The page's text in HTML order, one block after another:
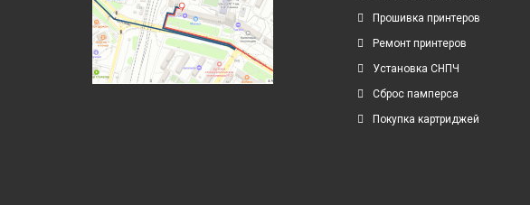
Прошивка принтеров
Ремонт принтеров
Установка СНПЧ
Сброс памперса
Покупка картриджей